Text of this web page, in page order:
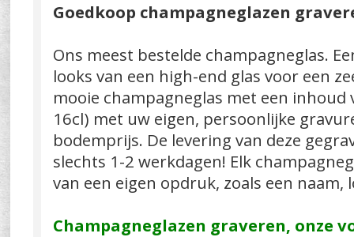
Goedkoop champagneglazen
Ons meest bestelde champagneglas.
looks van een high-end glas voor een
mooie champagneglas met een
16cl) met uw eigen, persoonlijke
bodemprijs. De levering van deze
slechts 1-2 werkdagen! Elk
van een eigen opdruk, zoals een naam,
Champagneglazen graveren, onze